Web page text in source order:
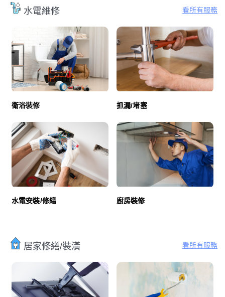
水電維修 看所有服務
衛浴裝修 抓漏/堵塞
水電安裝/修繕 廚房裝修
居家修繕/裝潢 看所有服務